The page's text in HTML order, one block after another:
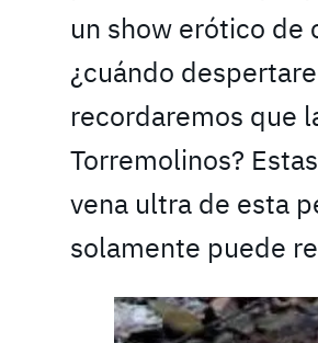
un show erótico de
¿cuándo
recordaremos que
Torremolinos?
vena ultra de esta
solamente puede